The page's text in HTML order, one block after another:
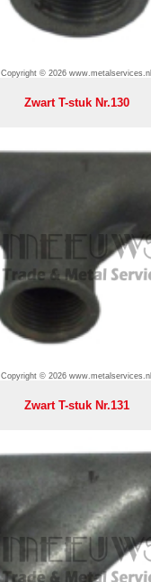
Copyright © 2026 www.metalservices.nl
Zwart T-stuk Nr.130
Copyright © 2026 www.metalservices.nl
Zwart T-stuk Nr.131